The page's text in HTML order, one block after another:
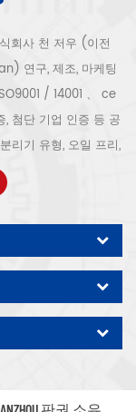
회사 천 저우 (이전
연구, 제조, 마케팅
/ 14001 、 ce
첨단 기업 인증 등 공
리기 유형, 오일 프리,
한 공기 압축기 생산
압축기 산업 전문가
모터, 정밀 부품 가공
사는 영구 자석 서보
특허를 획득하여 국가
. 우리 자신의 브랜
수락입니다.